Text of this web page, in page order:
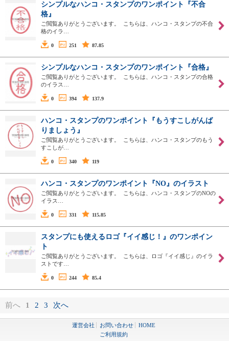
シンプルなハンコ・スタンプのワンポイント『不合
格』
ご閲覧ありがとうございます。 こちらは、ハンコ・スタンプの不合
格のイラ…
0 251 87.85
シンプルなハンコ・スタンプのワンポイント『合格』
ご閲覧ありがとうございます。 こちらは、ハンコ・スタンプの合格
のイラス…
0 394 137.9
ハンコ・スタンプのワンポイント『もうすこしがんば
りましょう』
ご閲覧ありがとうございます。 こちらは、ハンコ・スタンプのもう
すこしが…
0 340 119
ハンコ・スタンプのワンポイント『NO』のイラスト
ご閲覧ありがとうございます。 こちらは、ハンコ・スタンプのNOの
イラス…
0 331 115.85
スタンプにも使えるロゴ『イイ感じ！』のワンポイン
ト
ご閲覧ありがとうございます。 こちらは、ロゴ『イイ感じ』のイラ
ストです…
0 244 85.4
前へ 1 2 3 次へ
運営会社 お問い合わせ
HOME
ご利用規約